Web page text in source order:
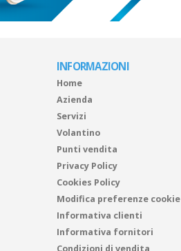
INFORMAZIONI
Home
Azienda
Servizi
Volantino
Punti vendita
Privacy Policy
Cookies Policy
Modifica preferenze cookie
Informativa clienti
Informativa fornitori
Condizioni di vendita